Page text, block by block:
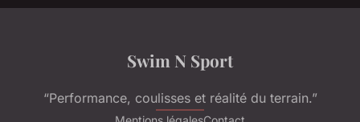
Swim N Sport
“Performance, coulisses et réalité du terrain.”